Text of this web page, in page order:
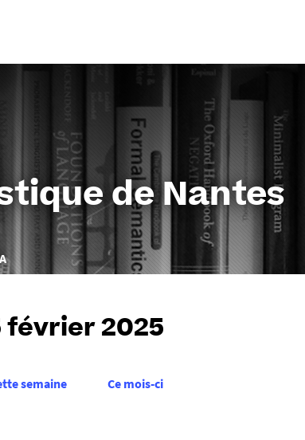
de Nantes
février 2025
semaine Ce mois-ci